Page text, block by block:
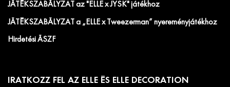
JÁTÉKSZABÁLYZAT az "ELLE x JYSK" játékhoz
JÁTÉKSZABÁLYZAT a „ELLE x Tweezerman” nyereményjátékhoz
Hirdetési ÁSZF
IRATKOZZ FEL AZ ELLE ÉS ELLE DECORATION